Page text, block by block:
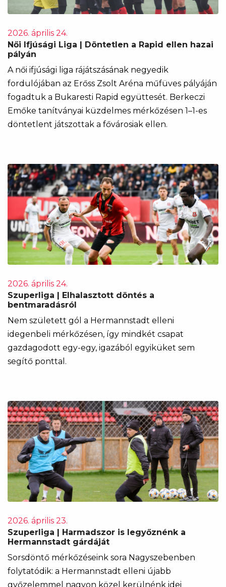
2026. április 24.
Női Ifjúsági Liga | Döntetlen a Rapid ellen hazai
pályán
A női ifjúsági liga rájátszásának negyedik
fordulójában az Erőss Zsolt Aréna műfüves pályáján
fogadtuk a Bukaresti Rapid együttesét. Berkeczi
Emőke tanítványai küzdelmes mérkőzésen 1–1-es
döntetlent játszottak a fővárosiak ellen.
2026. április 24.
Szuperliga | Elhalasztott döntés a
bentmaradásról
Nem született gól a Hermannstadt elleni
idegenbeli mérkőzésen, így mindkét csapat
gazdagodott egy-egy, igazából egyiküket sem
segítő ponttal.
2026. április 23.
Szuperliga | Harmadszor is legyőznénk a
Hermannstadt gárdáját
Sorsdöntő mérkőzéseink sora Nagyszebenben
folytatódik: a Hermannstadt elleni újabb
győzelemmel nagyon közel kerülnénk idei